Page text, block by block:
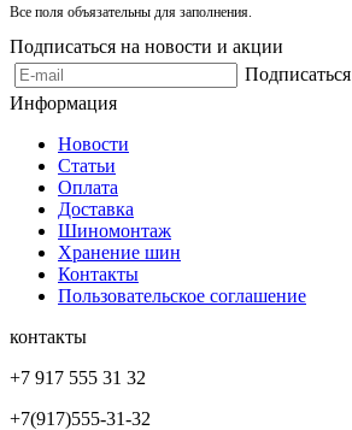
Все поля объязательны для заполнения.
Подписаться на новости и акции
Подписаться
Информация
Новости
Статьи
Оплата
Доставка
Шиномонтаж
Хранение шин
Контакты
Пользовательское соглашение
контакты
+7 917 555 31 32
+7(917)555-31-32